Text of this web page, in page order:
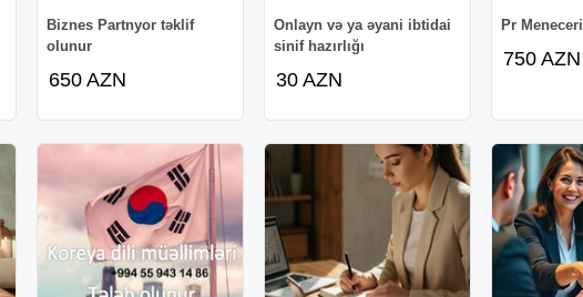
Biznes Partnyor təklif
olunur
650 AZN
Onlayn və ya əyani ibtidai
sinif hazırlığı
30 AZN
Pr Meneceri
750 AZN